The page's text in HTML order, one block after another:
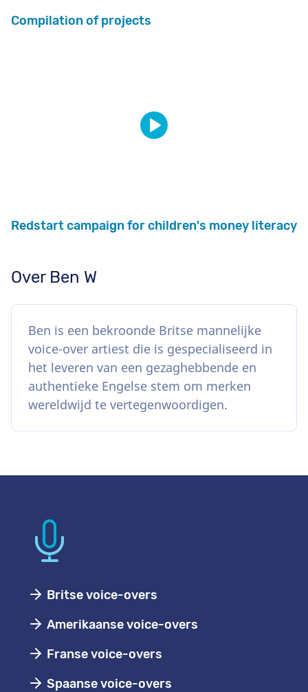
Compilation of projects
Redstart campaign for children's money literacy
Over Ben W
Ben is een bekroonde Britse mannelijke
voice-over artiest die is gespecialiseerd in
het leveren van een gezaghebbende en
authentieke Engelse stem om merken
wereldwijd te vertegenwoordigen.
Britse voice-overs
Amerikaanse voice-overs
Franse voice-overs
Spaanse voice-overs